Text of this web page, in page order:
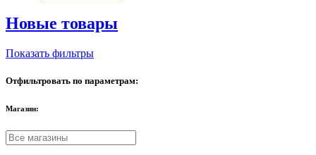
Новые товары
Показать фильтры
Отфильтровать по параметрам:
Магазин: